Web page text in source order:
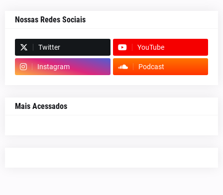
Nossas Redes Sociais
Twitter YouTube
Instagram Podcast
Mais Acessados